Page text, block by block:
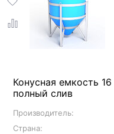
Конусная емкость
полный слив
Производитель:
Страна: